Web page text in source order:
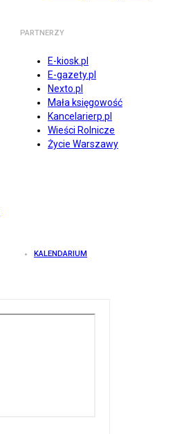
PARTNERZY
E-kiosk.pl
E-gazety.pl
Nexto.pl
Mała księgowość
Kancelarierp.pl
Wieści Rolnicze
Życie Warszawy
KALENDARIUM